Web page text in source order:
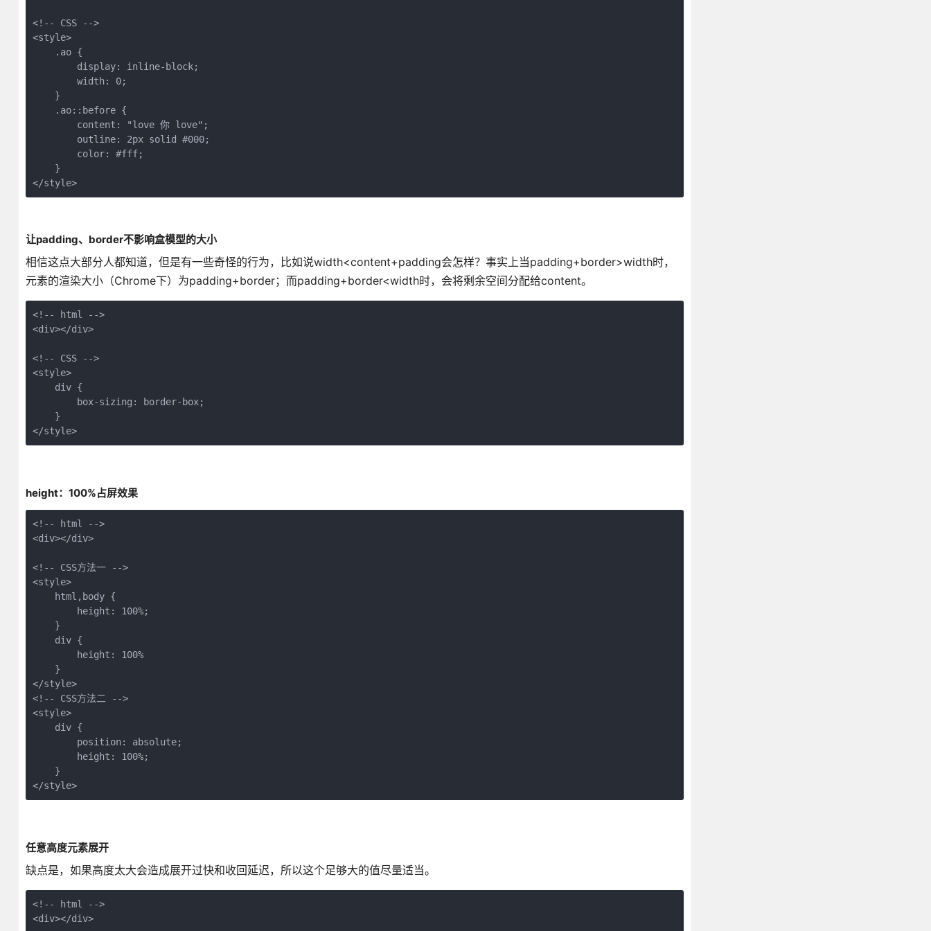
<!-- CSS -->
<style>
    .ao {
        display: inline-block;
        width: 0;
    }
    .ao::before {
        content: "love 你 love";
        outline: 2px solid #000;
        color: #fff;
    }
</style>
让padding、border不影响盒模型的大小
相信这点大部分人都知道，但是有一些奇怪的行为，比如说width<content+padding会怎样？事实上当padding+border>width时，
元素的渲染大小（Chrome下）为padding+border；而padding+border<width时，会将剩余空间分配给content。
<!-- html -->
<div></div>
<!-- CSS -->
<style>
    div {
        box-sizing: border-box;
    }
</style>
height：100%占屏效果
<!-- html -->
<div></div>
<!-- CSS方法一 -->
<style>
    html,body {
        height: 100%;
    }
    div {
        height: 100%
    }
</style>
<!-- CSS方法二 -->
<style>
    div {
        position: absolute;
        height: 100%;
    }
</style>
任意高度元素展开
缺点是，如果高度太大会造成展开过快和收回延迟，所以这个足够大的值尽量适当。
<!-- html -->
<div></div>